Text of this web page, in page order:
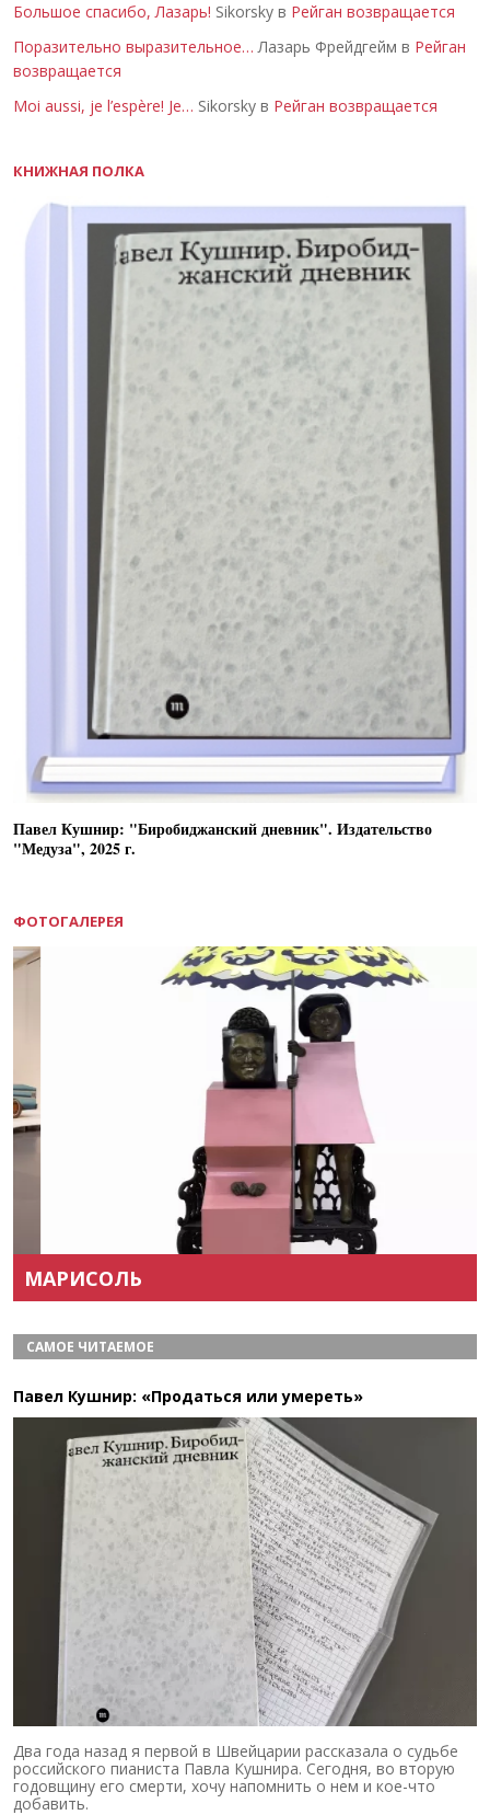
Большое спасибо, Лазарь! Sikorsky в Рейган возвращается
Поразительно выразительное… Лазарь Фрейдгейм в Рейган
возвращается
Moi aussi, je l’espère! Je… Sikorsky в Рейган возвращается
КНИЖНАЯ ПОЛКА
Павел Кушнир: "Биробиджанский дневник". Издательство
"Медуза", 2025 г.
ФОТОГАЛЕРЕЯ
МАРИСОЛЬ
САМОЕ ЧИТАЕМОЕ
Павел Кушнир: «Продаться или умереть»
Два года назад я первой в Швейцарии рассказала о судьбе
российского пианиста Павла Кушнира. Сегодня, во вторую
годовщину его смерти, хочу напомнить о нем и кое-что
добавить.